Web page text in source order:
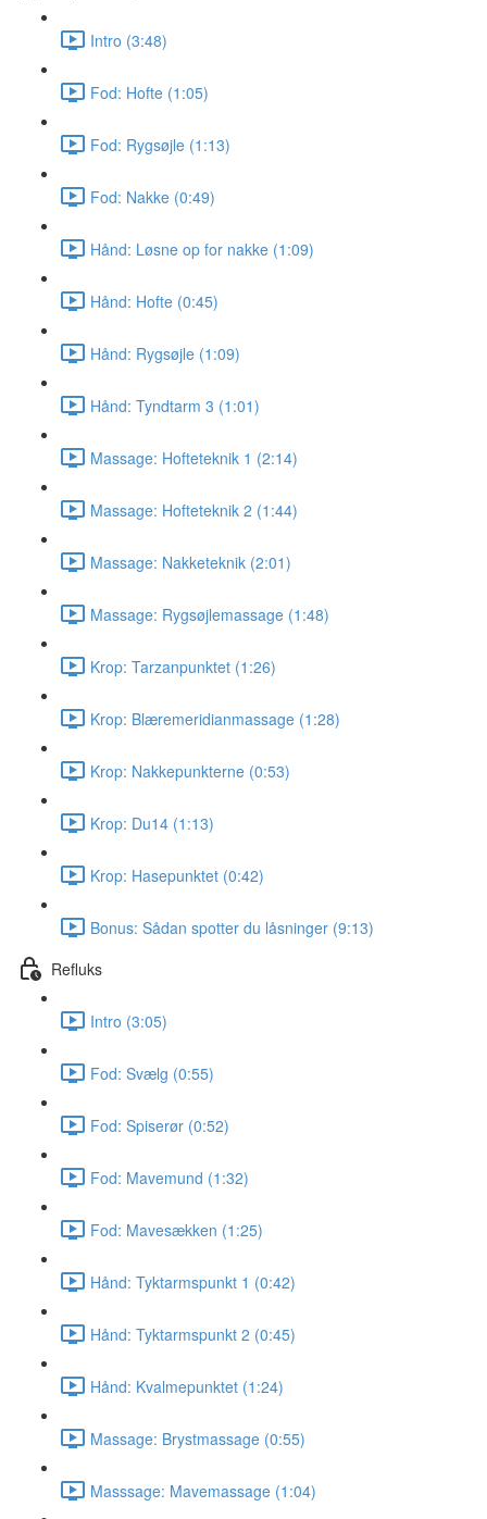
Intro (3:48)
Fod: Hofte (1:05)
Fod: Rygsøjle (1:13)
Fod: Nakke (0:49)
Hånd: Løsne op for nakke (1:09)
Hånd: Hofte (0:45)
Hånd: Rygsøjle (1:09)
Hånd: Tyndtarm 3 (1:01)
Massage: Hofteteknik 1 (2:14)
Massage: Hofteteknik 2 (1:44)
Massage: Nakketeknik (2:01)
Massage: Rygsøjlemassage (1:48)
Krop: Tarzanpunktet (1:26)
Krop: Blæremeridianmassage (1:28)
Krop: Nakkepunkterne (0:53)
Krop: Du14 (1:13)
Krop: Hasepunktet (0:42)
Bonus: Sådan spotter du låsninger (9:13)
Refluks
Intro (3:05)
Fod: Svælg (0:55)
Fod: Spiserør (0:52)
Fod: Mavemund (1:32)
Fod: Mavesækken (1:25)
Hånd: Tyktarmspunkt 1 (0:42)
Hånd: Tyktarmspunkt 2 (0:45)
Hånd: Kvalmepunktet (1:24)
Massage: Brystmassage (0:55)
Masssage: Mavemassage (1:04)